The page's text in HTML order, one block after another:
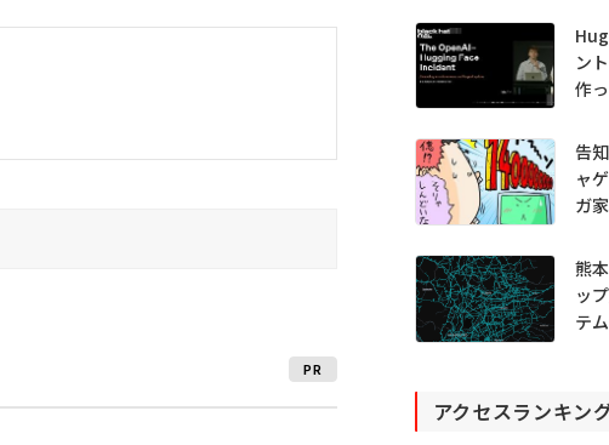
PR
ン
作
告
ャ
ガ
熊
ッ
テ
アクセスランキン